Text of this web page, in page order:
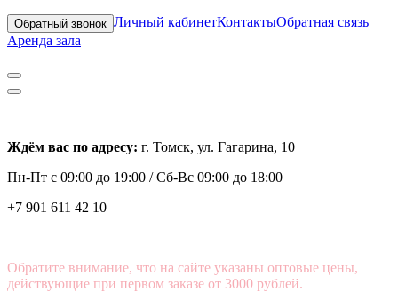
Обратный звонок Личный кабинетКонтактыОбратная связь
Аренда зала
Ждём вас по адресу: г. Томск, ул. Гагарина, 10
Пн-Пт с 09:00 до 19:00 /Сб-Вс 09:00 до 18:00
+7 901 611 42 10
Обратите внимание, что на сайте указаны оптовые цены,
действующие при первом заказе от 3000 рублей.